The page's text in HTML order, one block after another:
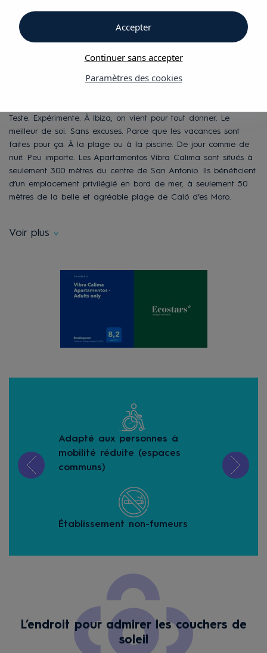
à seulement 50 m de
la plage Caló des
Moro (Adult only)
Teste. Expérimente. À Ibiza, on vient pour tout donner. Le
meilleur de soi. Sans excuses. Parce que les vacances sont
faites pour ça. À la plage ou à la piscine. De jour comme de
nuit. Peu importe. Les Apartamentos Vibra Calima sont situés à
seulement 300 mètres du centre de San Antonio. Ils bénéficient
d’un emplacement privilégié en bord de mer, à seulement 50
mètres de la belle et agréable plage de Caló d’es Moro.
Voir plus
Adapté aux personnes à
mobilité réduite (espaces
communs)
Établissement non-fumeurs
L’endroit pour admirer les couchers de
soleil
Paramètres des cookies
Continuer sans accepter
Accepter